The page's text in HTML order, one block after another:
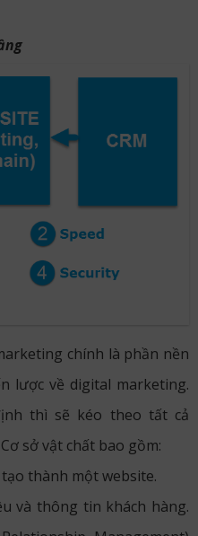
chính là phần nền
lược về digital marketing.
thì sẽ kéo theo tất cả
sở vật chất bao gồm:
thành một website.
và thông tin khách hàng.